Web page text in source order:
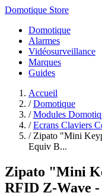
Domotique Store
Domotique
Alarmes
Vidéosurveillance
Marques
Guides
Accueil
/ Domotique
/ Modules
/ Ecrans Claviers
/ Zipato "Mini
Equiv B...
Zipato "Mini
RFID Z-Wave